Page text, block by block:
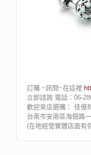
訂購 ~訊問~在這裡
立即諮詢 電話：06-
歡迎來店選購： 佳億
台南市安南區海佃路
(在地經營實體店面有